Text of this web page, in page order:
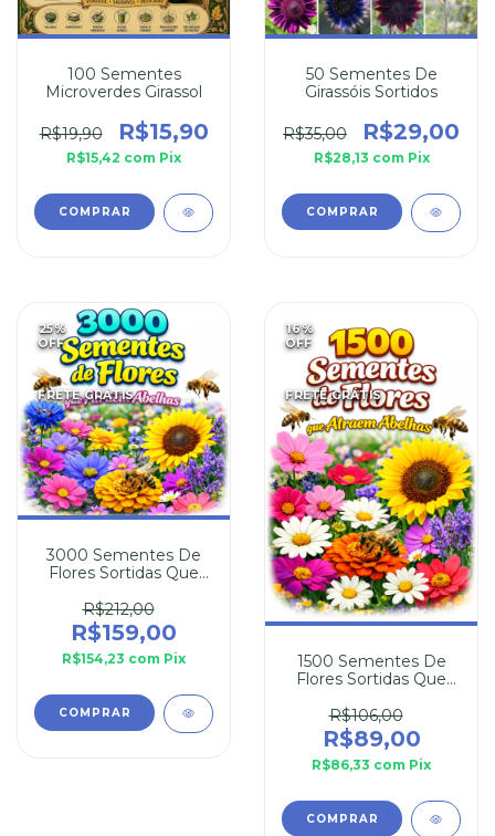
100 Sementes
Microverdes Girassol
R$19,90 R$15,90
R$15,42 com Pix
50 Sementes De
Girassóis Sortidos
R$35,00 R$29,00
R$28,13 com Pix
25%
OFF
FRETE GRÁTIS
3000 Sementes De
Flores Sortidas Que
R$212,00
R$159,00
R$154,23 com Pix
16%
OFF
FRETE GRÁTIS
1500 Sementes De
Flores Sortidas Que
R$106,00
R$89,00
R$86,33 com Pix